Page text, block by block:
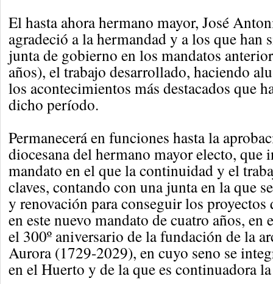
El hasta ahora hermano mayor, José
agradeció a la hermandad y a los que han
junta de gobierno en los mandatos
años), el trabajo desarrollado, haciendo
los acontecimientos más destacados que
dicho período.
Permanecerá en funciones hasta la
diocesana del hermano mayor electo, que
mandato en el que la continuidad y el
claves, contando con una junta en la que
y renovación para conseguir los proyectos
en este nuevo mandato de cuatro años, en
el 300º aniversario de la fundación de la
Aurora (1729-2029), en cuyo seno se
en el Huerto y de la que es continuadora